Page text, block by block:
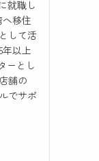
就職し
移住
して活
以上
ーとし
舗の
でサポ